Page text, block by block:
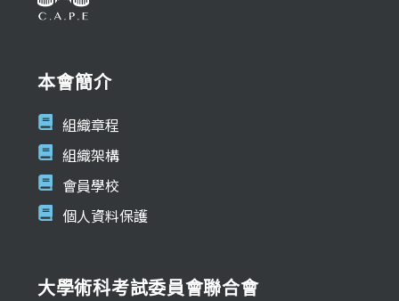
本會簡介
組織章程
組織架構
會員學校
個人資料保護
大學術科考試委員會聯合會